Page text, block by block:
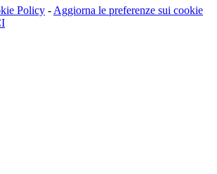
Policy - Aggiorna le preferenze sui cookie